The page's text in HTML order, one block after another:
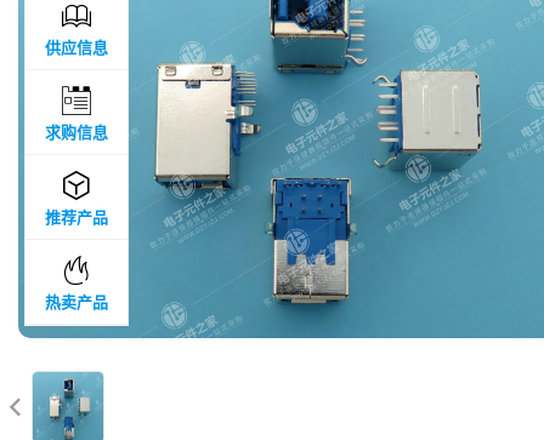


供应信息

求购信息

推荐产品

热卖产品